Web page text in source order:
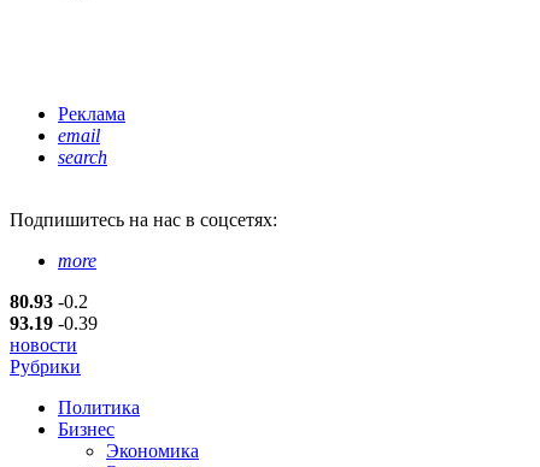
Реклама
email
search
Подпишитесь на нас в соцсетях:
more
80.93 -0.2
93.19 -0.39
новости
Рубрики
Политика
Бизнес
Экономика